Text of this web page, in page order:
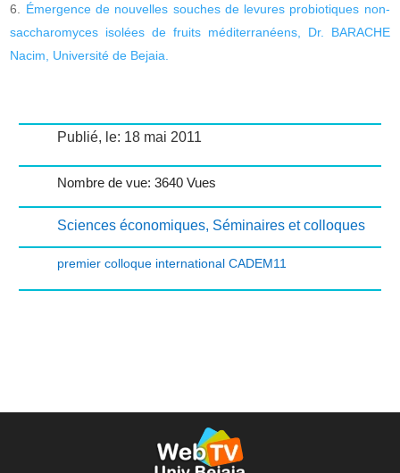
Émergence de nouvelles souches de levures probiotiques non-
saccharomyces isolées de fruits méditerranéens, Dr. BARACHE
Nacim, Université de Bejaia.
Publié, le: 18 mai 2011
Nombre de vue: 3640 Vues
Sciences économiques, Séminaires et colloques
premier colloque international CADEM11